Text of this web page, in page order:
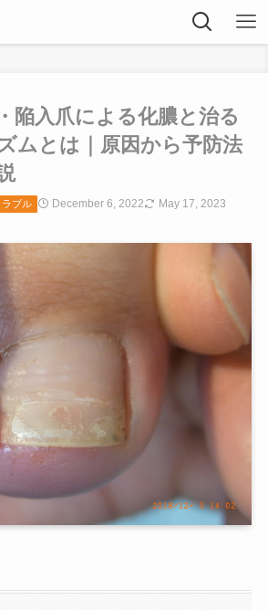
陥入爪による化膿と治る
ムとは｜原因から予防法
ラブル December 6, 2022 May 17, 2023